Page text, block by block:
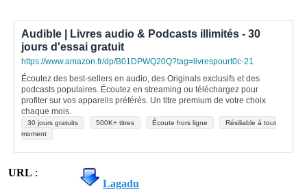
Audible | Livres audio & Podcasts illimités - 30
jours d'essai gratuit
https://www.amazon.fr/dp/B01DPWQ20Q?tag=livrespourt0c-21
Écoutez des best-sellers en audio, des Originals exclusifs et des
podcasts populaires. Écoutez en streaming ou téléchargez pour
profiter sur vos appareils préférés. Un titre premium de votre choix
chaque mois.
30 jours gratuits 500K+ titres Écoute hors ligne
Résiliable à tout
moment
URL :
Lagadu